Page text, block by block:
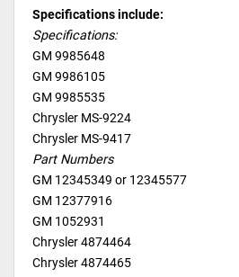
Specifications include:
Specifications:
GM 9985648
GM 9986105
GM 9985535
Chrysler MS-9224
Chrysler MS-9417
Part Numbers
GM 12345349 or 12345577
GM 12377916
GM 1052931
Chrysler 4874464
Chrysler 4874465